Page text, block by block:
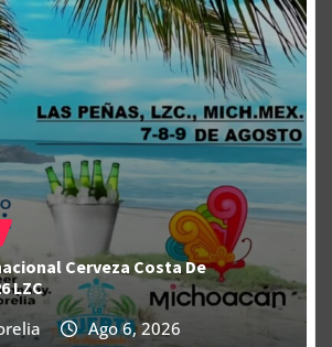
Cerveza Costa De
LZC
Ago 6, 2026